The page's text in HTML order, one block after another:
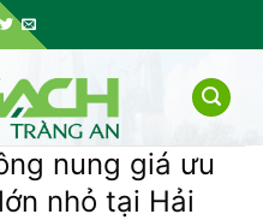
nung giá ưu
nhỏ tại Hải